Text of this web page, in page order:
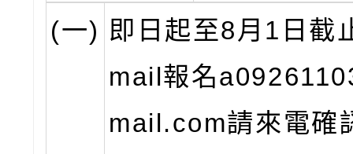
(一) 即日起至8月1日截
mail報名
mail.com請來電確